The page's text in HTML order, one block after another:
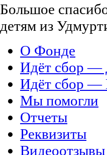
Большое
детям из
О Фонде
Идёт сбор
Идёт сбор
Мы помогли
Отчеты
Реквизиты
Видеоотзывы